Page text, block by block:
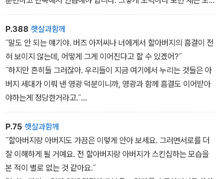
버즈는 그것이 무엇을 의미하는지 알았다. 다윈은 지금 애써 어른이
되려 하는 것이다. 아무 씨앗도 날아들지 않는 정체된 하늘과 아직 충
분히 영양이 차오르지 않은 마른 토질에서 어떻게 갑자기 그런 변화
의 욕구를 싹 틔웠는지는 모르지만, 버즈는 다시 한 번 다윈이 프라임
스쿨을 대변할 목소리의 적임자임을 확신했다. 홀로서기 위해 내면에
서 조용히 분투를 치르는 소년은 자신이 구현해 내고자 하는 프라임
스쿨의 이상적인 모습 그대로였다.
달할 수 없을 것 같았던 높은 이상으로 여러분을 이끌어 줄 것입니다.
오늘 여러분이 길들인 새가 하늘로 날아오르는 모습을 보게 되어 무
척 영광입니다. 승패를 떠나두기숙사는 모두 승리할 것입니다.˝
P.388 햇살과함께
˝말도 안 되는 얘기야. 버즈 아저씨나 너에게서 할아버지의 흠결이 전
혀 보이지 않는데, 어떻게 그게 이어진다고 할 수 있겠어?˝
˝하지만 흔히들 그러잖아. 우리들이 지금 여기에서 누리는 것들은 아
버지 세대가 이뤄 낸 영광 덕분이니까, 영광과 함께 흠결도 이어받아
야하는게 정당한거라고.˝
˝무슨 뜻인지는 알겠지만 영광과 흠결을 같은 방향에 두는 건 인간의
발전을 전혀 인정하지 않는 퇴보적인 관점이야. 인간이 더 나은 존재
가 되기 위해 최선의 노력을 기울인다면 이전 세대의 영광은 이어지
고 흠결은 사라진다고 하는 게 문명의 발달에도 부합되는 것 아니겠
어? 모든 인간은 과거에서 유래했지만, 그럼에도 모든 인간은 새로운
P.75 햇살과함께
˝할아버지랑 아버지도 가끔은 이렇게 안아 보세요. 그러면서로를 더
잘 이해하게 될 거예요. 전 할아버지랑 아버지가 스킨십하는 모습을
본 적이 별로 없는 것 같아요.˝